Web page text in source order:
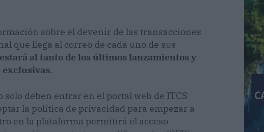
sobre el devenir de las transacciones
que llega al correo de cada uno de sus
al tanto de los últimos lanzamientos y
.
deben entrar en el portal web de ITCS
la política de privacidad para empezar a
en la plataforma permitirá el acceso